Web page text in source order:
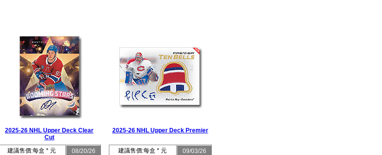
2025-26 NHL Upper Deck Clear
Cut
建議售價:每盒 * 元
08/20/26
2025-26 NHL Upper Deck Premier
建議售價:每盒 * 元 09/03/26